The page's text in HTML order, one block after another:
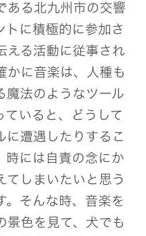
ある北九州市の交響
トに積極的に参加さ
える活動に従事され
かに音楽は、人種も
魔法のようなツール
ていると、どうして
に遭遇したりするこ
時には自責の念にか
てしまいたいと思う
。そんな時、音楽を
景色を見て、犬でも